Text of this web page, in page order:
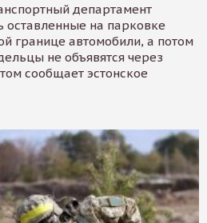
департамент
оставленные на парковке
границе автомобили, а потом
не объявятся через
сообщает эстонское